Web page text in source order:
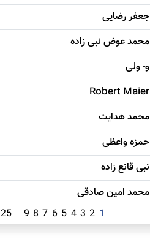
جعفر رضایی
محمد عوض نبی زاده
و- ولی
Robert Maier
محمد هدایت
حمزه واعظی
نبی قانع زاده
محمد امين صادقی
1
2
3
4
5
6
7
8
9
25